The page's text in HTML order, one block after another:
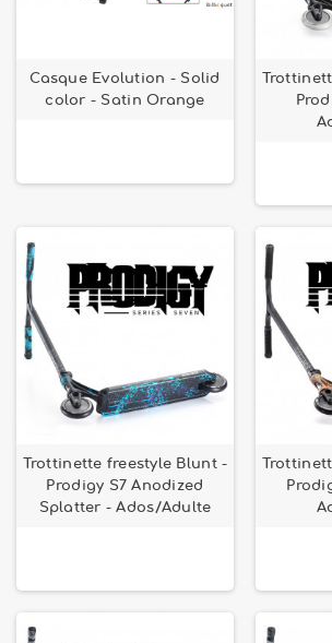
Casque Evolution - Solid
color - Satin Orange
Trottinette freestyle Blunt -
Prodigy S7 Anodized
Splatter - Ados/Adulte